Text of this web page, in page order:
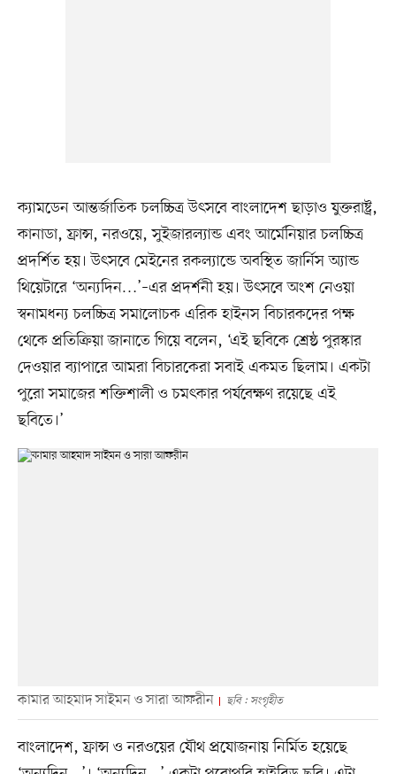
ক্যামডেন আন্তর্জাতিক চলচ্চিত্র উৎসবে বাংলাদেশ ছাড়াও যুক্তরাষ্ট্র,
কানাডা, ফ্রান্স, নরওয়ে, সুইজারল্যান্ড এবং আর্মেনিয়ার চলচ্চিত্র
প্রদর্শিত হয়। উৎসবে মেইনের রকল্যান্ডে অবস্থিত জার্নিস অ্যান্ড
থিয়েটারে ‘অন্যদিন…’–এর প্রদর্শনী হয়। উৎসবে অংশ নেওয়া
স্বনামধন্য চলচ্চিত্র সমালোচক এরিক হাইনস বিচারকদের পক্ষ
থেকে প্রতিক্রিয়া জানাতে গিয়ে বলেন, ‘এই ছবিকে শ্রেষ্ঠ পুরস্কার
দেওয়ার ব্যাপারে আমরা বিচারকেরা সবাই একমত ছিলাম। একটা
পুরো সমাজের শক্তিশালী ও চমৎকার পর্যবেক্ষণ রয়েছে এই
ছবিতে।’
কামার আহমাদ সাইমন ও সারা আফরীন ছবি : সংগৃহীত
বাংলাদেশ, ফ্রান্স ও নরওয়ের যৌথ প্রযোজনায় নির্মিত হয়েছে